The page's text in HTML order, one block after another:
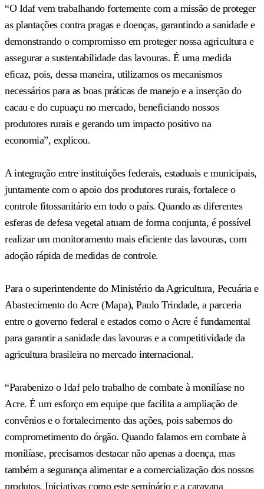
“O Idaf vem trabalhando fortemente com a missão de proteger
as plantações contra pragas e doenças, garantindo a sanidade e
demonstrando o compromisso em proteger nossa agricultura e
assegurar a sustentabilidade das lavouras. É uma medida
eficaz, pois, dessa maneira, utilizamos os mecanismos
necessários para as boas práticas de manejo e a inserção do
cacau e do cupuaçu no mercado, beneficiando nossos
produtores rurais e gerando um impacto positivo na
economia”, explicou.
A integração entre instituições federais, estaduais e municipais,
juntamente com o apoio dos produtores rurais, fortalece o
controle fitossanitário em todo o país. Quando as diferentes
esferas de defesa vegetal atuam de forma conjunta, é possível
realizar um monitoramento mais eficiente das lavouras, com
adoção rápida de medidas de controle.
Para o superintendente do Ministério da Agricultura, Pecuária e
Abastecimento do Acre (Mapa), Paulo Trindade, a parceria
entre o governo federal e estados como o Acre é fundamental
para garantir a sanidade das lavouras e a competitividade da
agricultura brasileira no mercado internacional.
“Parabenizo o Idaf pelo trabalho de combate à monilíase no
Acre. É um esforço em equipe que facilita a ampliação de
convênios e o fortalecimento das ações, pois sabemos do
comprometimento do órgão. Quando falamos em combate à
monilíase, precisamos destacar não apenas a doença, mas
também a segurança alimentar e a comercialização dos nossos
produtos. Iniciativas como este seminário e a caravana